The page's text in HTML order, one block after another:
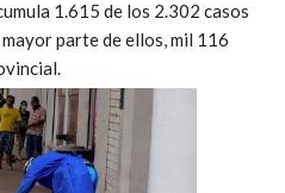
1.615 de los 2.302 casos
parte de ellos, mil 116